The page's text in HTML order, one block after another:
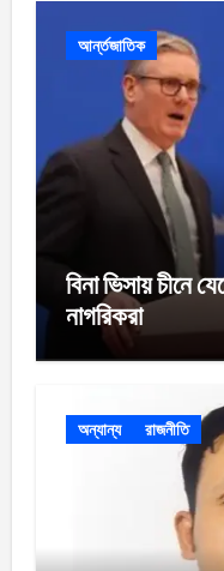
আর্ন্তজাতিক
বিনা ভিসায় চীনে
নাগরিকরা
অন্যান্য রাজনীতি